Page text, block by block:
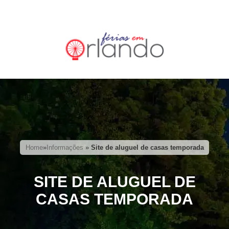
Home»Informações » Site de aluguel de casas temporada
SITE DE ALUGUEL DE
CASAS TEMPORADA